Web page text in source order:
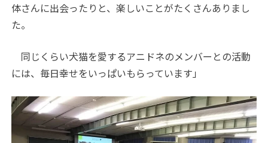
体さんに出会ったりと、楽しいことがたくさんありまし
た。
同じくらい犬猫を愛するアニドネのメンバーとの活動
には、毎日幸せをいっぱいもらっています」